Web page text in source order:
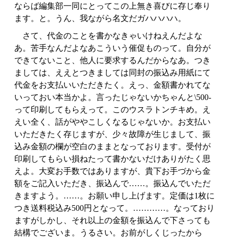
ならば編集部一同にとってこの上無き喜びに存じ奉り
ます。と。うん、我ながら名文だガハハハハ。
さて、代金のことを書かなきゃいけねえんだよな
あ。苦手なんだよなあこういう催促ものって。自分が
できてないこと、他人に要求するんだからなあ。つき
ましては、ええとつきましては同封の振込み用紙にて
代金をお支払いいただきたく。えっ、金額書かれてな
いっておい本当かよ。言ったじゃないかちゃんと\500-
って印刷してもらえって。このウスラトンチキめ。え
えい全く、話がややこしくなるじゃないか。お支払い
いただきたく存じますが、少々故障が生じまして、振
込み金額の欄が空白のままとなっております。受付が
印刷してもらい損ねたって書かないだけありがたく思
えよ。大変お手数ではありますが、貴下お手づから金
額をご記入いただき、振込んで……。振込んでいただ
きますよう。……。お願い申し上げます。定価は1枚に
つき送料税込み500円となって。…………。なっており
ますがしかし、それ以上の金額を振込んで下さっても
結構でございま。うるさい。お前がしくじったから